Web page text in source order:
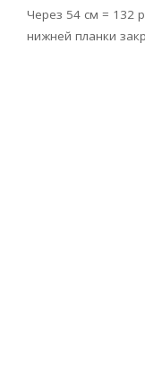
Через 54 см = 132
нижней планки